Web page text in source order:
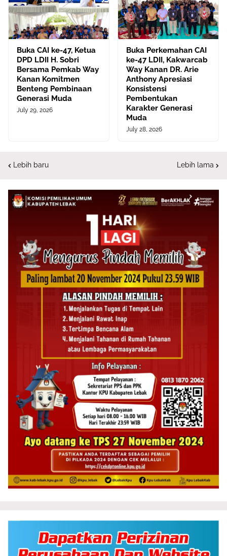
Buka CAI ke-47, Ketua
DPD LDII H. Sobri
Bersama Pemkab Way
Kanan Komitmen
Benteng Pembinaan
Generasi Muda
July 29, 2026
Buka Perkemahan CAI
ke-47 LDII, Kakwarcab
Way Kanan DR. Arie
Anthony Apresiasi
Konsistensi
Pembentukan
Karakter Generasi
Muda
July 28, 2026
Lebih baru Lebih lama